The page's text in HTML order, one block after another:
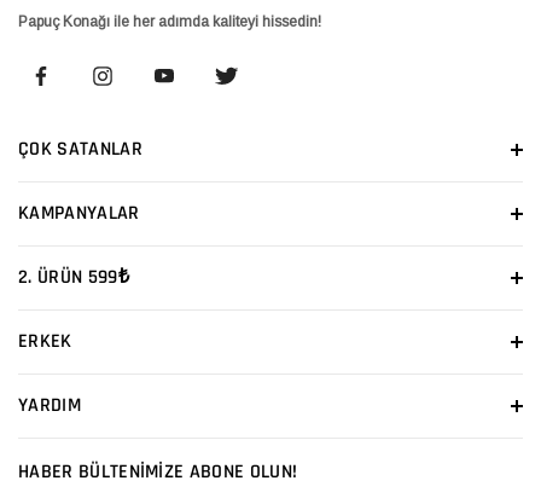
Papuç Konağı ile her adımda kaliteyi hissedin!
ÇOK SATANLAR
KAMPANYALAR
2. ÜRÜN 599₺
ERKEK
YARDIM
HABER BÜLTENİMİZE ABONE OLUN!